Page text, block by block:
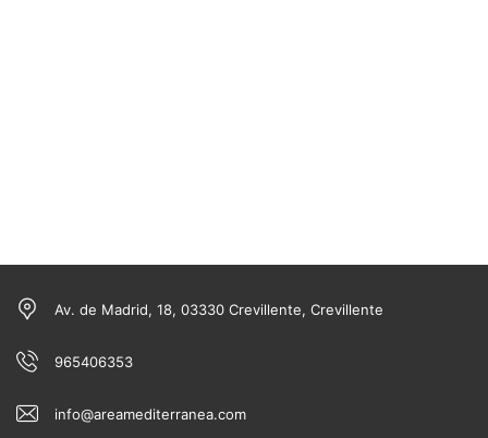
Av. de Madrid, 18, 03330 Crevillente, Crevillente
965406353
info@areamediterranea.com